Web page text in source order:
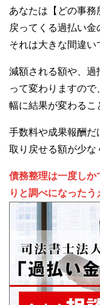
あなたは【どの事務
戻ってくる過払い金
それは大きな間違い
減額される額や、過
って変わりますの
幅に結果が変わるこ
手数料や成果報酬だ
取り戻せる額が少な
債務整理は一度しか
りと調べになったう